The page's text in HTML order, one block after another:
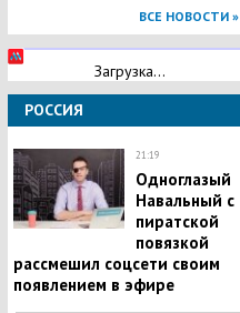
ВСЕ НОВОСТИ »
Загрузка...
РОССИЯ
21:19
Одноглазый
Навальный с
пиратской
повязкой
рассмешил соцсети своим
появлением в эфире